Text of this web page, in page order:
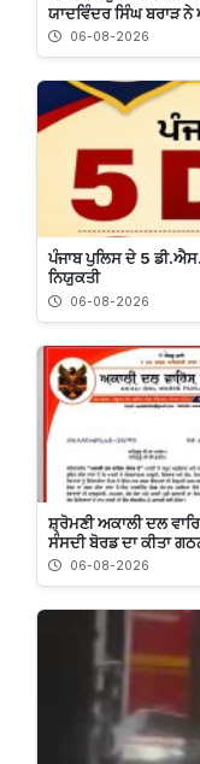
ਯਾਦਵਿੰਦਰ ਸਿੰਘ ਬਰਾੜ
06-08-2026
ਪੰਜਾਬ ਪੁਲਿਸ ਦੇ 5
ਨਿਯੁਕਤੀ
06-08-2026
ਸ਼੍ਰੋਮਣੀ ਅਕਾਲੀ ਦਲ
ਸੰਸਦੀ ਬੋਰਡ ਦਾ ਕੀਤਾ
06-08-2026